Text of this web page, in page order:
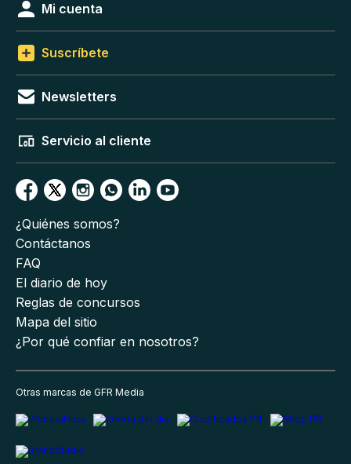
Mi cuenta
Suscríbete
Newsletters
Servicio al cliente
¿Quiénes somos?
Contáctanos
FAQ
El diario de hoy
Reglas de concursos
Mapa del sitio
¿Por qué confiar en nosotros?
Otras marcas de GFR Media